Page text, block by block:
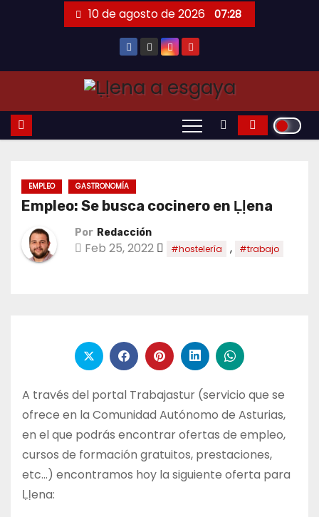
10 de agosto de 2026 07:28
EMPLEO GASTRONOMÍA
Empleo: Se busca cocinero en Ḷḷena
Por Redacción
Feb 25, 2022 #hostelería , #trabajo
A través del portal Trabajastur (servicio que se
ofrece en la Comunidad Autónomo de Asturias,
en el que podrás encontrar ofertas de empleo,
cursos de formación gratuitos, prestaciones,
etc…) encontramos hoy la siguiente oferta para
Ḷḷena: